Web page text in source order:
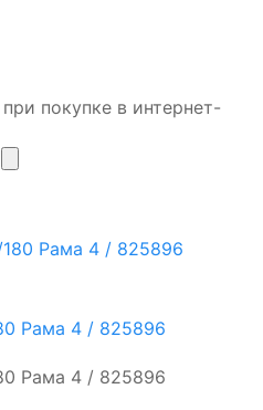
покупке в интернет-
Рама 4 / 825896
Рама 4 / 825896